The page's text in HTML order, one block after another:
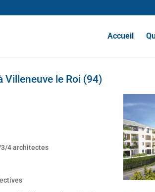
Accueil
le Roi (94)
4 architectes